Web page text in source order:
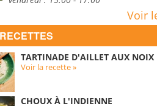
Voir
TARTINADE D'AILLET AUX NOIX
Voir la recette »
CHOUX À L'INDIENNE